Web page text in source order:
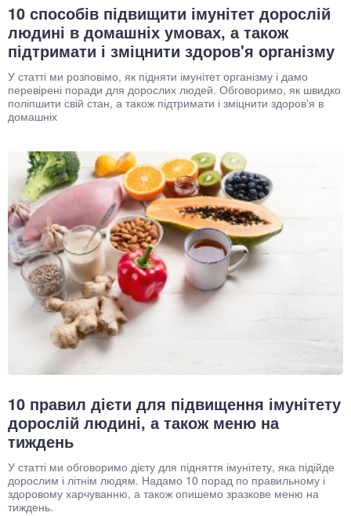
10 способів підвищити імунітет дорослій
людині в домашніх умовах, а також
підтримати і зміцнити здоров'я організму
У статті ми розповімо, як підняти імунітет організму і дамо
перевірені поради для дорослих людей. Обговоримо, як швидко
поліпшити свій стан, а також підтримати і зміцнити здоров'я в
домашніх
10 правил дієти для підвищення імунітету
дорослій людині, а також меню на
тиждень
У статті ми обговоримо дієту для підняття імунітету, яка підійде
дорослим і літнім людям. Надамо 10 порад по правильному і
здоровому харчуванню, а також опишемо зразкове меню на
тиждень.